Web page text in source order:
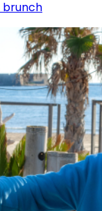
brunch